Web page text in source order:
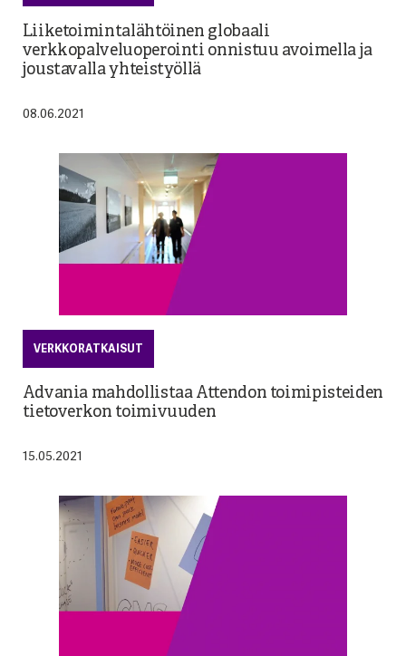
Liiketoimintalähtöinen globaali
verkkopalveluoperointi onnistuu avoimella ja
joustavalla yhteistyöllä
08.06.2021
VERKKORATKAISUT
Advania mahdollistaa Attendon toimipisteiden
tietoverkon toimivuuden
15.05.2021